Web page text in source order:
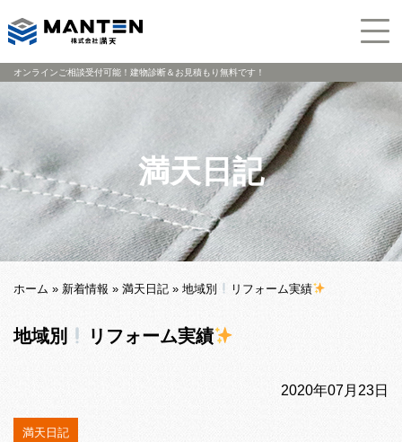
オンラインご相談受付可能！建物診断＆お見積もり無料です！
満天日記
ホーム » 新着情報 » 満天日記 » 地域別 リフォーム実績
地域別 リフォーム実績
2020年07月23日
満天日記